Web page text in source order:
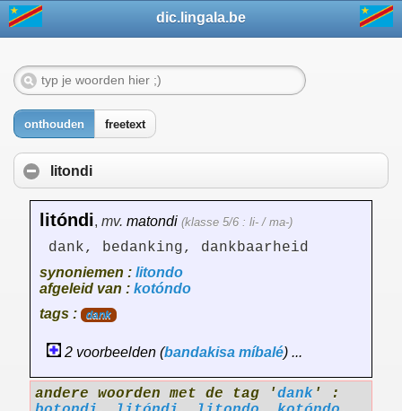
dic.lingala.be
onthouden freetext
litondi
litóndi, mv. matondi (klasse 5/6 : li- / ma-)
dank, bedanking, dankbaarheid
synoniemen : litondo
afgeleid van : kotóndo
tags :
dank
2 voorbeelden (bandakisa míbalé) ...
andere woorden met de tag 'dank ' :